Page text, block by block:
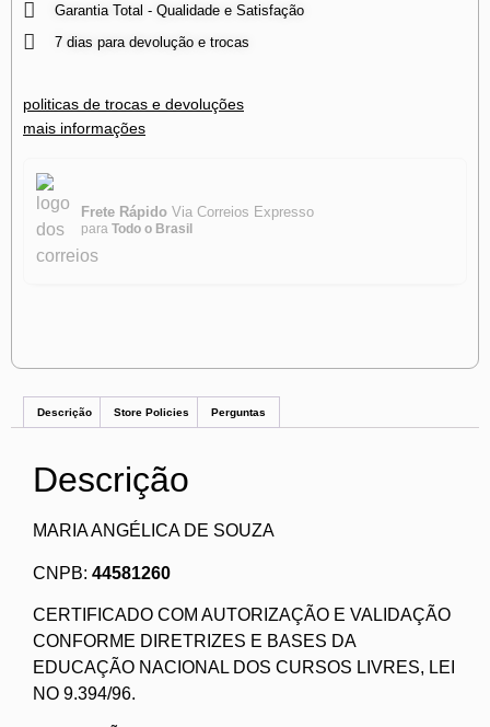
Garantia Total - Qualidade e Satisfação
7 dias para devolução e trocas
politicas de trocas e devoluções
mais informações
Frete Rápido Via Correios Expresso
para Todo o Brasil
Descrição Store Policies Perguntas
Descrição
MARIA ANGÉLICA DE SOUZA
CNPB: 44581260
CERTIFICADO COM AUTORIZAÇÃO E VALIDAÇÃO
CONFORME DIRETRIZES E BASES DA
EDUCAÇÃO NACIONAL DOS CURSOS LIVRES, LEI
NO 9.394/96.